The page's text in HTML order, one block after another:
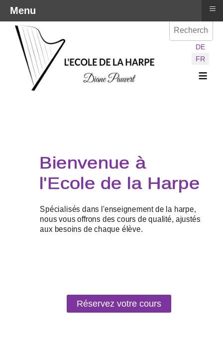
Sélectionnez
DE
FR
≡
Réservez votre cours
Menu ≡